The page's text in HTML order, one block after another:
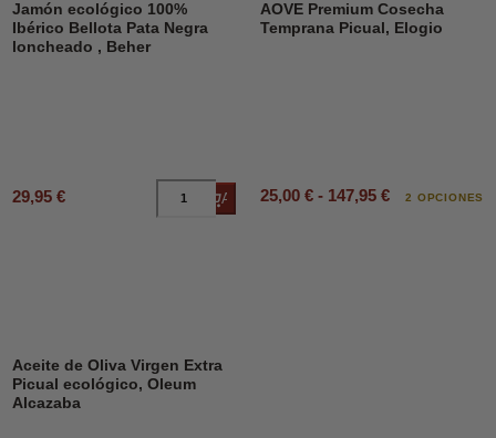
Jamón ecológico 100%
Ibérico Bellota Pata Negra
loncheado , Beher
29,95 € Añadir al carrito
AOVE Premium Cosecha
Temprana Picual, Elogio
25,00 € - 147,95 € 2 OPCIONES
Aceite de Oliva Virgen Extra
Picual ecológico, Oleum
Alcazaba